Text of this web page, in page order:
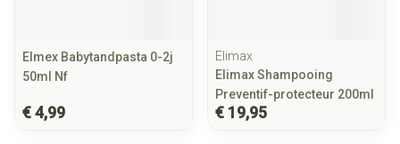
Elmex Babytandpasta 0-2j
50ml Nf
€ 4,99
Elimax
Elimax Shampooing
Preventif-protecteur 200ml
€ 19,95